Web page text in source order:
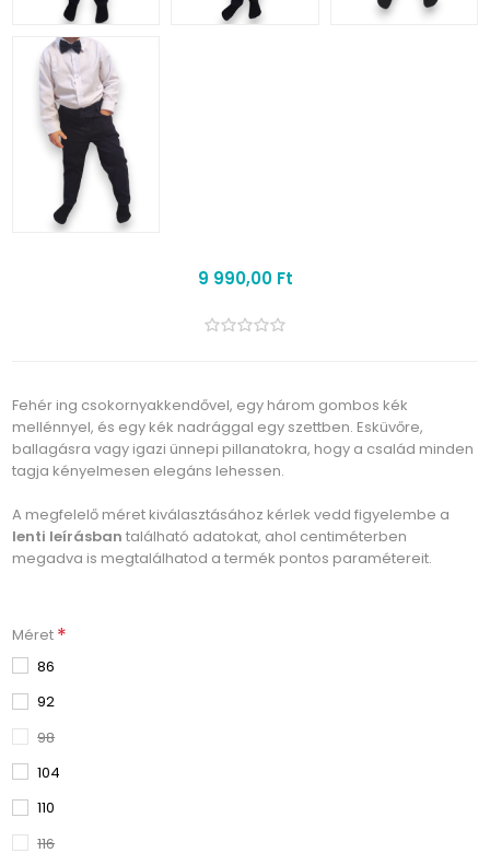
9 990,00 Ft
Fehér ing csokornyakkendővel, egy három gombos kék
mellénnyel, és egy kék nadrággal egy szettben. Esküvőre,
ballagásra vagy igazi ünnepi pillanatokra, hogy a család minden
tagja kényelmesen elegáns lehessen.
A megfelelő méret kiválasztásához kérlek vedd figyelembe a
lenti leírásban található adatokat, ahol centiméterben
megadva is megtalálhatod a termék pontos paramétereit.
Méret *
86
92
98
104
110
116